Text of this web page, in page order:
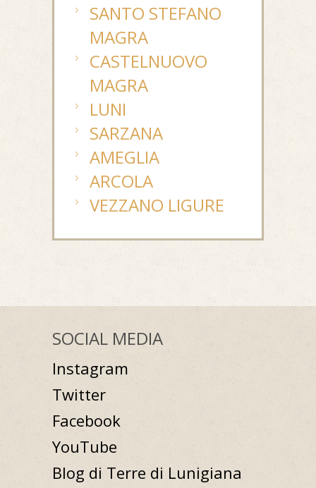
SANTO STEFANO
MAGRA
CASTELNUOVO
MAGRA
LUNI
SARZANA
AMEGLIA
ARCOLA
VEZZANO LIGURE
SOCIAL MEDIA
Instagram
Twitter
Facebook
YouTube
Blog di Terre di Lunigiana